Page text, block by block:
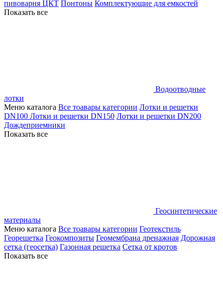
пивоварня ЦКТ Понтоны Комплектующие для емкостей
Показать все
Водоотводные
лотки
Меню каталога Все тоавары категории Лотки и решетки
DN100 Лотки и решетки DN150 Лотки и решетки DN200
Дождеприемники
Показать все
Геосинтетические
материалы
Меню каталога Все тоавары категории Геотекстиль
Георешетка Геокомпозиты Геомембрана дренажная Дорожная
сетка (геосетка) Газонная решетка Сетка от кротов
Показать все